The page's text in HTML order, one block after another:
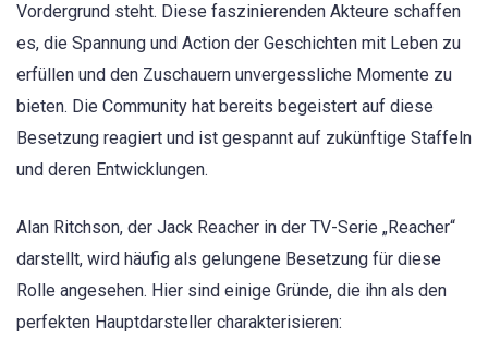
Vordergrund steht. Diese faszinierenden Akteure schaffen
es, die Spannung und Action der Geschichten mit Leben zu
erfüllen und den Zuschauern unvergessliche Momente zu
bieten. Die Community hat bereits begeistert auf diese
Besetzung reagiert und ist gespannt auf zukünftige Staffeln
und deren Entwicklungen.
Alan Ritchson, der Jack Reacher in der TV-Serie „Reacher“
darstellt, wird häufig als gelungene Besetzung für diese
Rolle angesehen. Hier sind einige Gründe, die ihn als den
perfekten Hauptdarsteller charakterisieren: